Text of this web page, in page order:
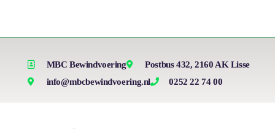
MBC Bewindvoering
Postbus 432, 2160 AK Lisse
info@mbcbewindvoering.nl
0252 22 74 00